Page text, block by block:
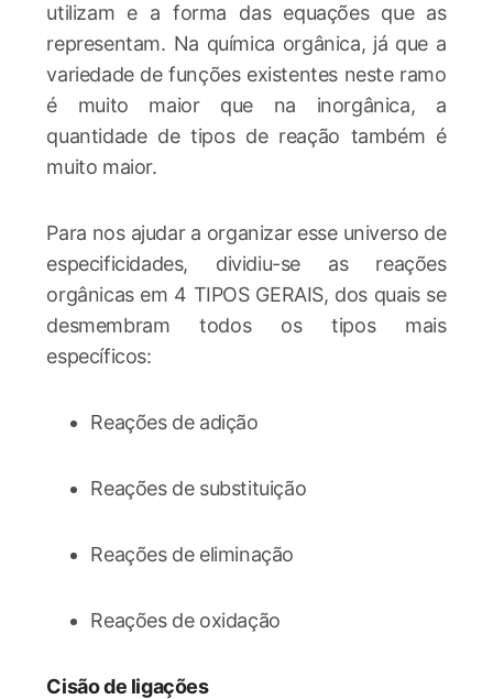
utilizam e a forma das equações que as
representam. Na química orgânica, já que a
variedade de funções existentes neste ramo
é muito maior que na inorgânica, a
quantidade de tipos de reação também é
muito maior.
Para nos ajudar a organizar esse universo de
especificidades, dividiu-se as reações
orgânicas em 4 TIPOS GERAIS, dos quais se
desmembram todos os tipos mais
específicos:
Reações de adição
Reações de substituição
Reações de eliminação
Reações de oxidação
Cisão de ligações